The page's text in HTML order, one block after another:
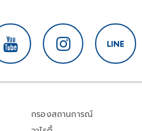
กรองสถานการณ์